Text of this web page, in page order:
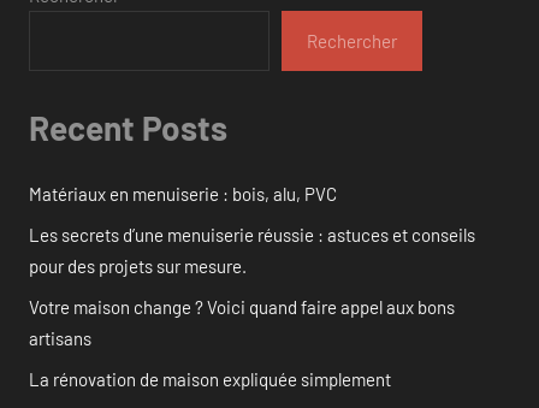
Rechercher
Recent Posts
Matériaux en menuiserie : bois, alu, PVC
Les secrets d’une menuiserie réussie : astuces et conseils
pour des projets sur mesure.
Votre maison change ? Voici quand faire appel aux bons
artisans
La rénovation de maison expliquée simplement